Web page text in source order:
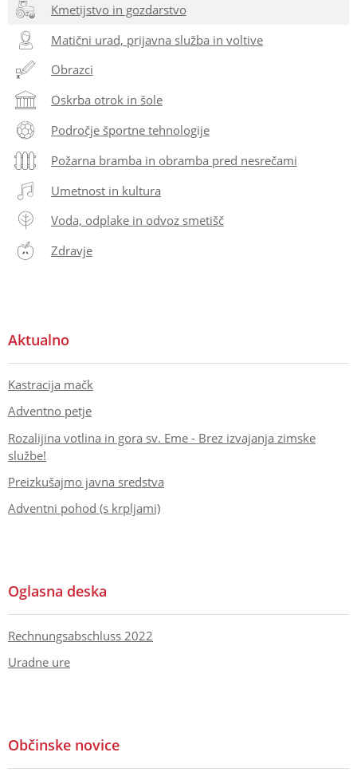
Kmetijstvo in gozdarstvo
Matični urad, prijavna služba in voltive
Obrazci
Oskrba otrok in šole
Področje športne tehnologije
Požarna bramba in obramba pred nesrečami
Umetnost in kultura
Voda, odplake in odvoz smetišč
Zdravje
Aktualno
Kastracija mačk
Adventno petje
Rozalijina votlina in gora sv. Eme - Brez izvajanja zimske
službe!
Preizkušajmo javna sredstva
Adventni pohod (s krpljami)
Oglasna deska
Rechnungsabschluss 2022
Uradne ure
Občinske novice